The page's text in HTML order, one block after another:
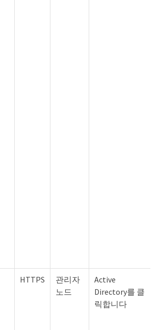
HTTPS
관리자
노드
Active
Directory를 클
릭합니다